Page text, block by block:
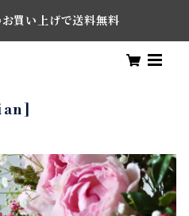
買い上げで送料無料